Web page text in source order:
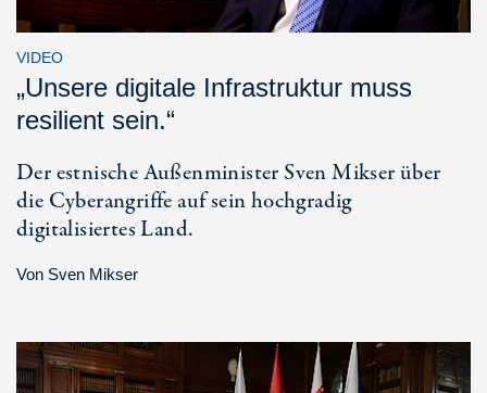
VIDEO
„Unsere digitale Infrastruktur muss
resilient sein.“
Der estnische Außenminister Sven Mikser über
die Cyberangriffe auf sein hochgradig
digitalisiertes Land.
Von Sven Mikser